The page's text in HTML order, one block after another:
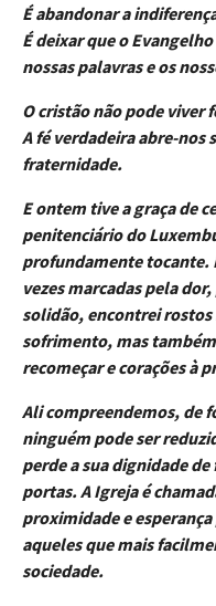
É abandonar a
É deixar que o
nossas palavras e os
O cristão não pode viver
A fé verdadeira abre-nos
fraternidade.
E ontem tive a graça de
penitenciário do
profundamente tocante.
vezes marcadas pela
solidão, encontrei
sofrimento, mas
recomeçar e corações à
Ali compreendemos, de
ninguém pode ser
perde a sua dignidade
portas. A Igreja é
proximidade e
aqueles que mais
sociedade.